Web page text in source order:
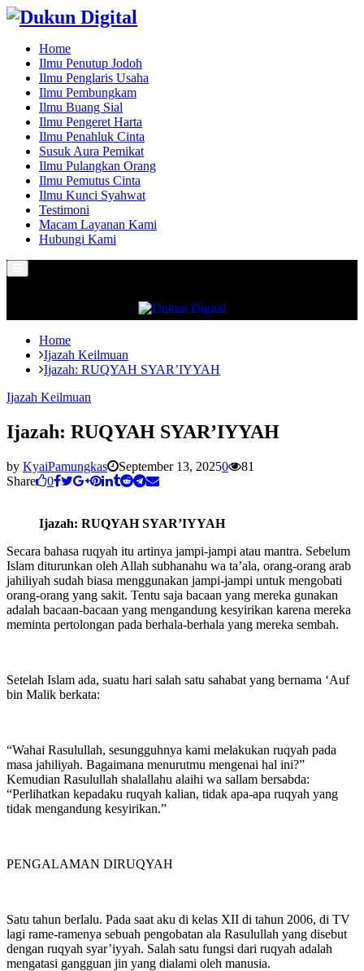
Home
Ilmu Penutup Jodoh
Ilmu Penglaris Usaha
Ilmu Pembungkam
Ilmu Buang Sial
Ilmu Pengeret Harta
Ilmu Penahluk Cinta
Susuk Aura Pemikat
Ilmu Pulangkan Orang
Ilmu Pemutus Cinta
Ilmu Kunci Syahwat
Testimoni
Macam Layanan Kami
Hubungi Kami
Menu
Home
Ijazah Keilmuan
Ijazah: RUQYAH SYAR’IYYAH
Ijazah Keilmuan
Ijazah: RUQYAH SYAR’IYYAH
by KyaiPamungkas September 13, 20250
81
Share
0
Ijazah: RUQYAH SYAR’IYYAH
Secara bahasa ruqyah itu artinya jampi-jampi atau mantra. Sebelum
Islam diturunkan oleh Allah subhanahu wa ta’ala, orang-orang arab
jahiliyah sudah biasa menggunakan jampi-jampi untuk mengobati
orang-orang yang sakit. Tentu saja bacaan yang mereka gunakan
adalah bacaan-bacaan yang mengandung kesyirikan karena mereka
meminta pertolongan pada berhala-berhala yang mereka sembah.
Setelah Islam ada, suatu hari salah satu sahabat yang bernama ‘Auf
bin Malik berkata:
“Wahai Rasulullah, sesungguhnya kami melakukan ruqyah pada
masa jahiliyah. Bagaimana menurutmu mengenai hal ini?”
Kemudian Rasulullah shalallahu alaihi wa sallam bersabda:
“Perlihatkan kepadaku ruqyah kalian, tidak apa-apa ruqyah yang
tidak mengandung kesyirikan.”
PENGALAMAN DIRUQYAH
Satu tahun berlalu. Pada saat aku di kelas XII di tahun 2006, di TV
lagi rame-ramenya sebuah pengobatan ala Rasulullah yang disebut
dengan ruqyah syar’iyyah. Salah satu fungsi dari ruqyah adalah
mengatasi gangguan jin yang dialami oleh manusia.